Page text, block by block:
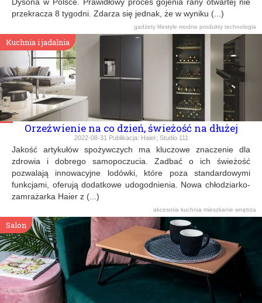
przekracza 8 tygodni. Zdarza się jednak, że w wyniku (...)
gadżety lifestyle modne produkty technologia
Kuchnia i jadalnia
Orzeźwienie na co dzień, świeżość na dłużej
2022-08-31 Publikacja: Haier; Studio 111
Jakość artykułów spożywczych ma kluczowe znaczenie dla
zdrowia i dobrego samopoczucia. Zadbać o ich świeżość
pozwalają innowacyjne lodówki, które poza standardowymi
funkcjami, oferują dodatkowe udogodnienia. Nowa chłodziarko-
zamrażarka Haier z (...)
akcesoria kuchnia mieszkanie wnętrza
Salon